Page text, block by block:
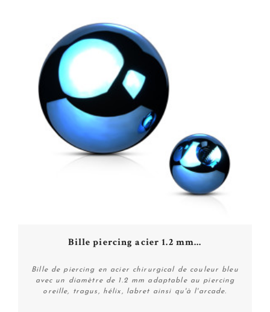
Bille piercing acier 1.2 mm...
Bille de piercing en acier chirurgical de couleur bleu
avec un diamètre de 1.2 mm adaptable au piercing
oreille, tragus, hélix, labret ainsi qu'à l'arcade.